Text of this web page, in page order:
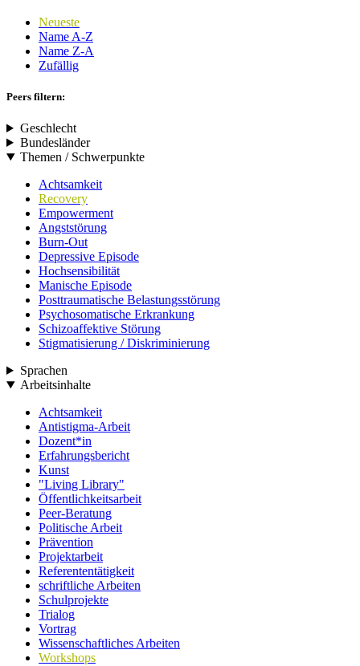
Neueste
Name A-Z
Name Z-A
Zufällig
Peers filtern:
Geschlecht
Bundesländer
Themen / Schwerpunkte
Achtsamkeit
Recovery
Empowerment
Angststörung
Burn-Out
Depressive Episode
Hochsensibilität
Manische Episode
Posttraumatische Belastungsstörung
Psychosomatische Erkrankung
Schizoaffektive Störung
Stigmatisierung / Diskriminierung
Sprachen
Arbeitsinhalte
Achtsamkeit
Antistigma-Arbeit
Dozent*in
Erfahrungsbericht
Kunst
"Living Library"
Öffentlichkeitsarbeit
Peer-Beratung
Politische Arbeit
Prävention
Projektarbeit
Referententätigkeit
schriftliche Arbeiten
Schulprojekte
Trialog
Vortrag
Wissenschaftliches Arbeiten
Workshops